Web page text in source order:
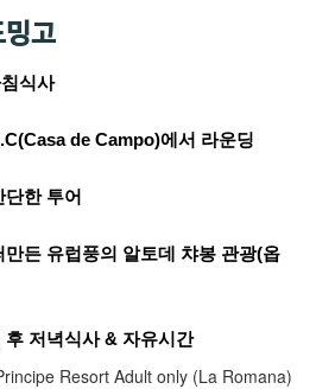
고
식사
de Campo)에서 라운딩
한 투어
든 유럽풍의 알토데 챠봉 관광(옵
저녁식사 & 자유시간
Resort Adult only (La Romana)